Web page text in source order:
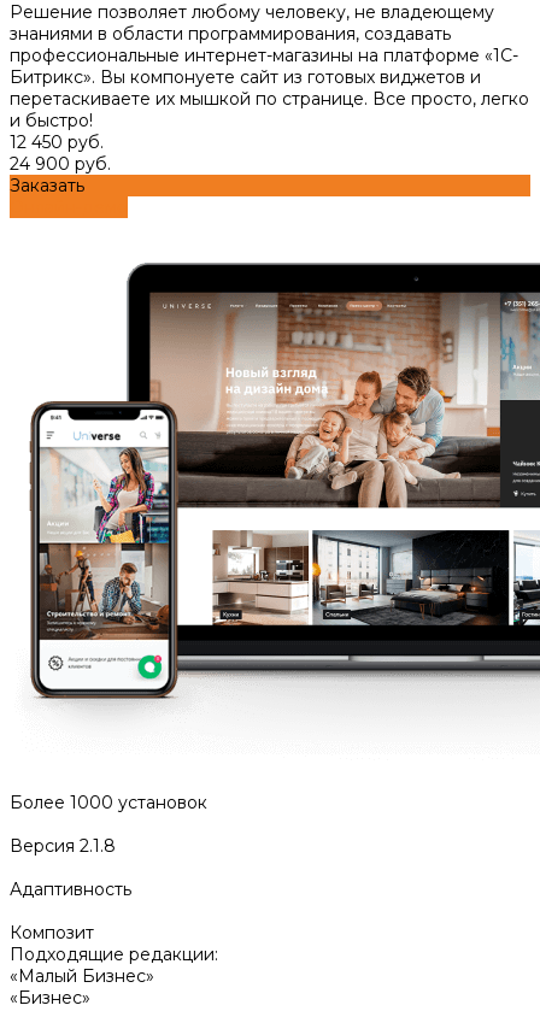
Решение позволяет любому человеку, не владеющему
знаниями в области программирования, создавать
профессиональные интернет-магазины на платформе «1С-
Битрикс». Вы компонуете сайт из готовых виджетов и
перетаскиваете их мышкой по странице. Все просто, легко
и быстро!
12 450 руб.
24 900 руб.
Заказать
Более 1000 установок
Версия 2.1.8
Адаптивность
Композит
Подходящие редакции:
«Малый Бизнес»
«Бизнес»